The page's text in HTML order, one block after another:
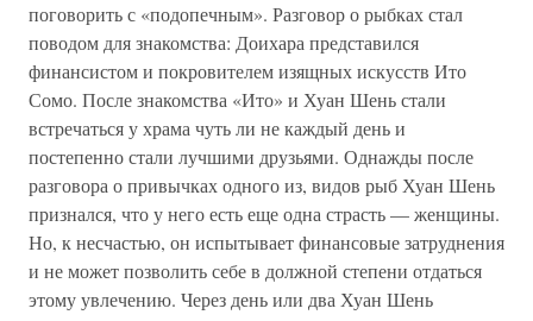
поговорить с «подопечным». Разговор о рыбках стал
поводом для знакомства: Доихара представился
финансистом и покровителем изящных искусств Ито
Сомо. После знакомства «Ито» и Хуан Шень стали
встречаться у храма чуть ли не каждый день и
постепенно стали лучшими друзьями. Однажды после
разговора о привычках одного из, видов рыб Хуан Шень
признался, что у него есть еще одна страсть — женщины.
Но, к несчастью, он испытывает финансовые затруднения
и не может позволить себе в должной степени отдаться
этому увлечению. Через день или два Хуан Шень